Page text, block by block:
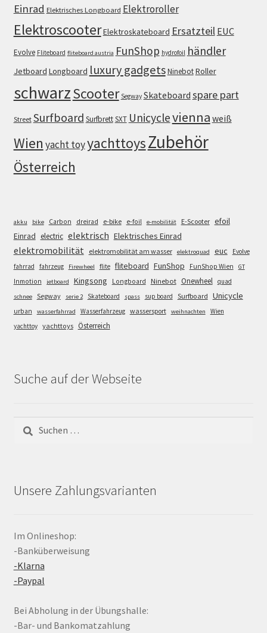
Einrad Elektrisches Longboard Elektroroller
ElektroscooterElektroskateboard Ersatzteil EUC
Evolve Fliteboard fliteboard austria FunShop hydrofoil händler
Jetboard Longboard luxury gadgetsNinebotRoller
schwarzScooter Segway Skateboard spare part
Street Surfboard SurfbrettSXT Unicyclevienna weiß
Wien yacht toyyachttoysZubehör
Österreich
akku bike Carbon dreirad e-bike e-foil e-mobilität E-Scooter efoil
Einrad electric elektrisch Elektrisches Einrad
elektromobilität elektromobilität am wasser elektroquad euc
Evolve
fahrrad
fahrzeug Firewheel flite fliteboard FunShop FunShop Wien GT
Inmotion jetboard Kingsong Longboard Ninebot Onewheel quad
schnee Segway serie 2 Skateboard spass sup board Surfboard Unicycle
urban wasserfahrrad Wasserfahrzeug wassersport weihnachten
Wien
yachttoy yachttoys Österreich
Suche auf der Webseite
Suchen
nach:
Unsere Zahlungsvarianten
Im Onlineshop:
-Banküberweisung
-Klarna
-Paypal
Bei Abholung in der Übungshalle:
-Bar- und Bankomatzahlung